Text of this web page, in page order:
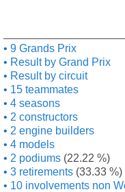
9 Grands Prix
Result by Grand Prix
Result by circuit
15 teammates
4 seasons
2 constructors
2 engine builders
4 models
2 podiums (22.22 %)
3 retirements (33.33 %)
10 involvements non